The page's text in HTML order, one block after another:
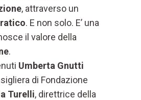
, attraverso un
. E non solo. E’ una
il valore della
.
Umberta Gnutti
di Fondazione
Turelli, direttrice della